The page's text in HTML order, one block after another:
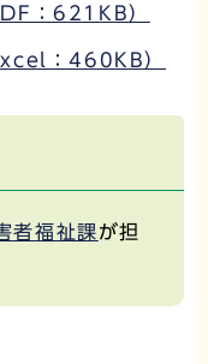
：621KB）
：460KB）
者福祉課が担